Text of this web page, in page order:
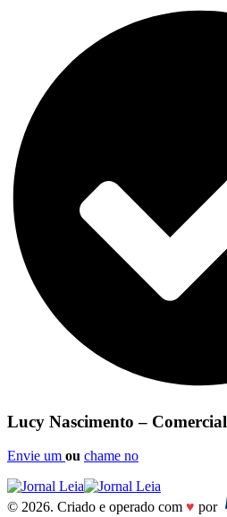
Lucy Nascimento – Comercial
Envie um ou chame no
© 2026. Criado e operado com ♥ por